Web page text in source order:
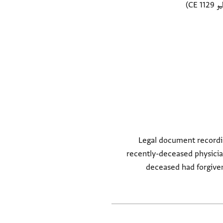
Legal document
recently-deceased
deceased had